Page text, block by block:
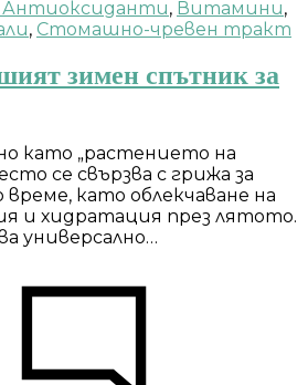
Антиоксиданти, Витамини,
, Стомашно-чревен тракт
зимен спътник за
като „растението на
се свързва с грижа за
като облекчаване на
и хидратация през лятото.
универсално…